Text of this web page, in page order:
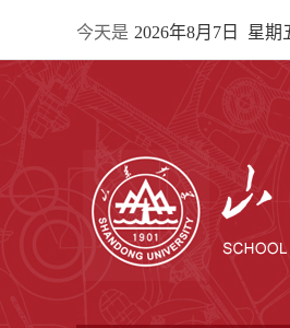
今天是 2026年8月7日 星期